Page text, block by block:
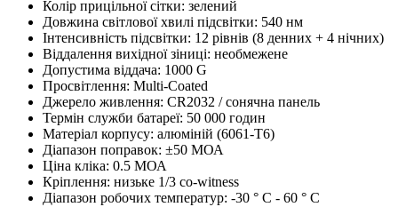
Колір прицільної сітки: зелений
Довжина світлової хвилі підсвітки: 540 нм
Інтенсивність підсвітки: 12 рівнів (8 денних + 4 нічних)
Віддалення вихідної зіниці: необмежене
Допустима віддача: 1000 G
Просвітлення: Multi-Coated
Джерело живлення: CR2032 / сонячна панель
Термін служби батареї: 50 000 годин
Матеріал корпусу: алюміній (6061-T6)
Діапазон поправок: ±50 МОА
Ціна кліка: 0.5 МОА
Кріплення: низьке 1/3 co-witness
Діапазон робочих температур: -30 ° C - 60 ° C